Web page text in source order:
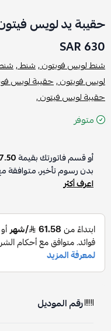
حقيبة يد لويس
630 SAR
شنط لويس فويتون ,شنط ,
لويس فويتون ,حقيبة لويس
حقيبة لويس فيتون ,
متوفر
أو قسم فاتورتك بقيمة
بدون رسوم تأخير، متوافقة
اعرف أكثر
رقم الموديل